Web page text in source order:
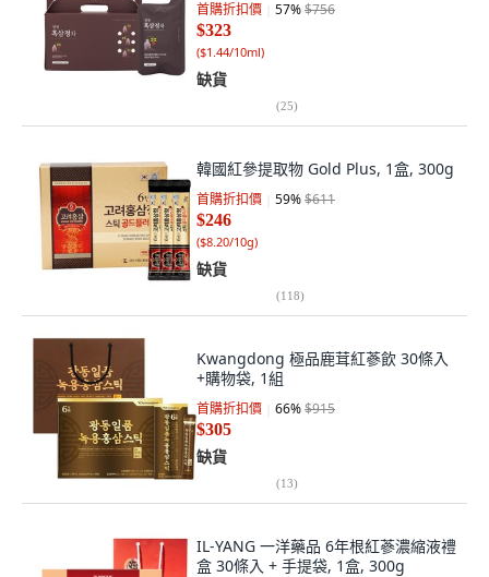
首購折扣價 57%$756
$323
($1.44/10ml)
缺貨
(25)
韓國紅參提取物 Gold Plus, 1盒, 300g
首購折扣價 59%$611
$246
($8.20/10g)
缺貨
(118)
Kwangdong 極品鹿茸紅蔘飲 30條入
+購物袋, 1組
首購折扣價 66%$915
$305
缺貨
(13)
IL-YANG 一洋藥品 6年根紅蔘濃縮液禮
盒 30條入 + 手提袋, 1盒, 300g